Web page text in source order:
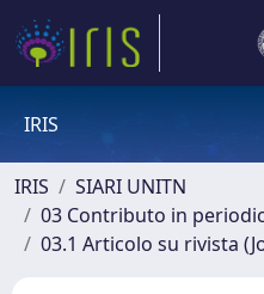
IRIS
IRIS
SIARI UNITN
03 Contributo in
03.1 Articolo su rivista